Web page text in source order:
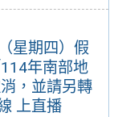
星期四）假
年南部地
，並請另轉
上直播